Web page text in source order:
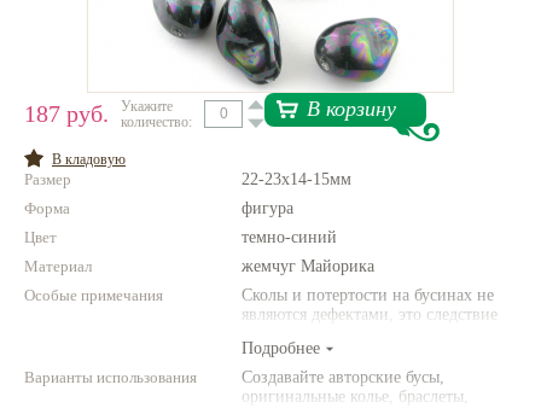
Нетемнеющая фурнитура
Всё для вышивки
Проволока
Натуральные камни
Каталог
Фотофорум
187 руб.
Укажите
количество:
В корзину
В кладовую
Размер
22-23х14-15мм
Форма
фигура
Цвет
темно-синий
Материал
жемчуг Майорика
Особые примечания
Сколы и потертости на бусинах не
являются дефектами, это следствие
природного материала и его
имитации. Цвет и размер товара
может отличаться от представленных
Подробнее
Варианты использования
Создавайте авторские бусы,
оригинальные колье, браслеты,